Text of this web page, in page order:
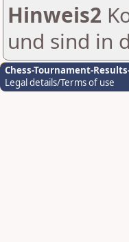
Hinweis2
und sind in
Chess-Tournament-
Legal details/Terms of use